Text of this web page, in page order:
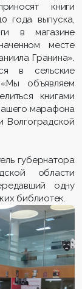
книги
года выпуска,
в магазине
месте
Гранина».
в сельские
объявляем
книгами
марафона
Волгоградской
губернатора
области
одну
библиотек.